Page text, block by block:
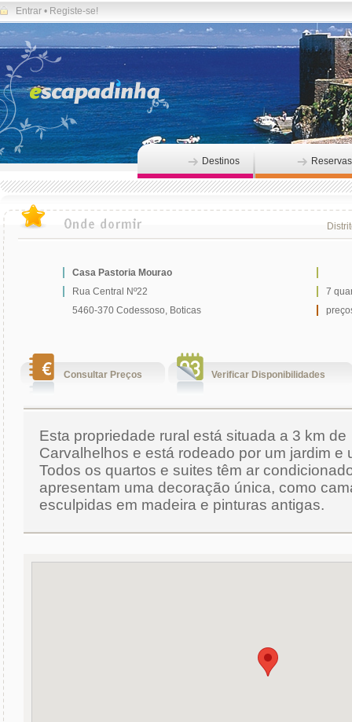
Entrar • Registe-se!
Destinos Reservas
Casa Pastoria Mourao
Rua Central Nº22
7
5460-370 Codessoso, Boticas
Consultar Preços Verificar Disponibilidades
Esta propriedade rural está situada a 3 km de
Carvalhelhos e está rodeado por um jardim e
Todos os quartos e suites têm ar
apresentam uma decoração única, como
esculpidas em madeira e pinturas antigas.